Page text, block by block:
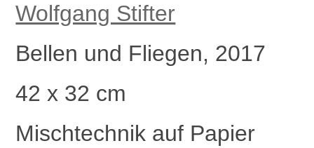
Wolfgang Stifter
Bellen und Fliegen, 2017
42 x 32 cm
Mischtechnik auf Papier